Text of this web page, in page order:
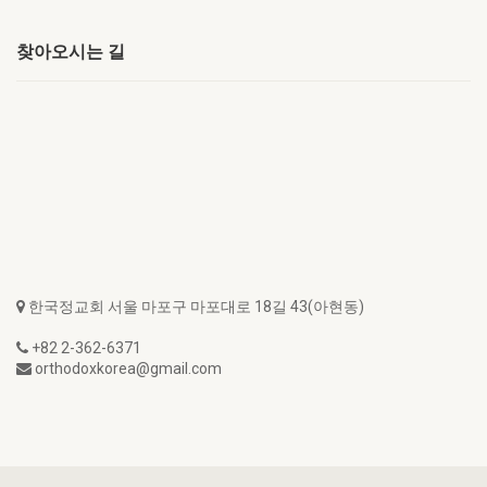
찾아오시는 길
한국정교회 서울 마포구 마포대로 18길 43(아현동)
+82 2-362-6371
orthodoxkorea@gmail.com